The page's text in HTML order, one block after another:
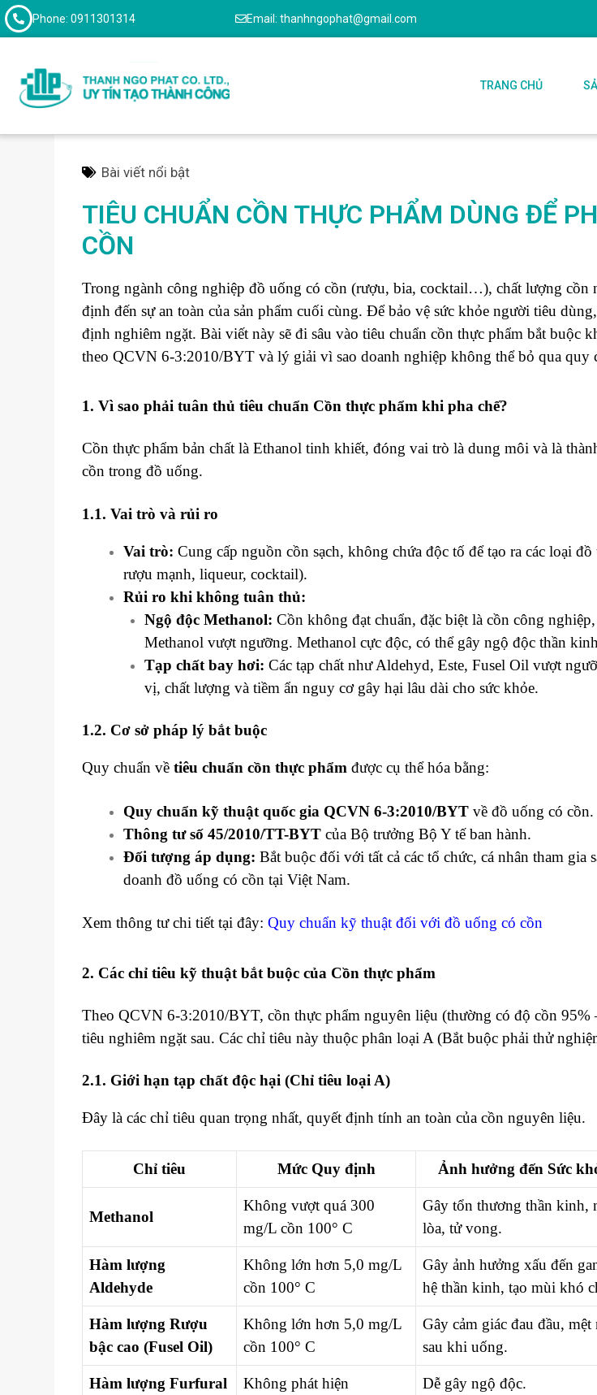
Phone: 0911301314 Email: thanhngophat@gmail.com
TRANG CHỦ
Bài viết nổi bật
TIÊU CHUẨN CỒN THỰC PHẨM DÙNG ĐỂ
CỒN
Trong ngành công nghiệp đồ uống có cồn (rượu, bia, cocktail…), chất lượng cồn
định đến sự an toàn của sản phẩm cuối cùng. Để bảo vệ sức khỏe người tiêu
định nghiêm ngặt. Bài viết này sẽ đi sâu vào tiêu chuẩn cồn thực phẩm bắt buộc
theo QCVN 6-3:2010/BYT và lý giải vì sao doanh nghiệp không thể bỏ qua quy
1. Vì sao phải tuân thủ tiêu chuẩn Cồn thực phẩm khi pha chế?
Cồn thực phẩm bản chất là Ethanol tinh khiết, đóng vai trò là dung môi và là
cồn trong đồ uống.
1.1. Vai trò và rủi ro
Vai trò: Cung cấp nguồn cồn sạch, không chứa độc tố để tạo ra các loại
rượu mạnh, liqueur, cocktail).
Rủi ro khi không tuân thủ:
Ngộ độc Methanol: Cồn không đạt chuẩn, đặc biệt là cồn công
Methanol vượt ngưỡng. Methanol cực độc, có thể gây ngộ độc thần
Tạp chất bay hơi: Các tạp chất như Aldehyd, Este, Fusel Oil vượt
vị, chất lượng và tiềm ẩn nguy cơ gây hại lâu dài cho sức khỏe.
1.2. Cơ sở pháp lý bắt buộc
Quy chuẩn vềtiêu chuẩn cồn thực phẩm được cụ thể hóa bằng:
Quy chuẩn kỹ thuật quốc gia QCVN 6-3:2010/BYT về đồ uống có cồn.
Thông tư số 45/2010/TT-BYT của Bộ trưởng Bộ Y tế ban hành.
Đối tượng áp dụng: Bắt buộc đối với tất cả các tổ chức, cá nhân tham gia
doanh đồ uống có cồn tại Việt Nam.
Xem thông tư chi tiết tại đây:Quy chuẩn kỹ thuật đối với đồ uống có cồn
2. Các chỉ tiêu kỹ thuật bắt buộc của Cồn thực phẩm
Theo QCVN 6-3:2010/BYT, cồn thực phẩm nguyên liệu (thường có độ cồn 95%
tiêu nghiêm ngặt sau. Các chỉ tiêu này thuộc phân loại A (Bắt buộc phải thử
2.1. Giới hạn tạp chất độc hại (Chỉ tiêu loại A)
Đây là các chỉ tiêu quan trọng nhất, quyết định tính an toàn của cồn nguyên liệu.
Chỉ tiêu Mức Quy định Ảnh hưởng đến Sức
Methanol
Không vượt quá 300
mg/L cồn 100° C
Gây tổn thương thần kinh,
lòa, tử vong.
Hàm lượng
Aldehyde
Không lớn hơn 5,0 mg/L
cồn 100° C
Gây ảnh hưởng xấu đến
hệ thần kinh, tạo mùi khó
Hàm lượng Rượu
bậc cao (Fusel Oil)
Không lớn hơn 5,0 mg/L
cồn 100° C
Gây cảm giác đau đầu, mệt
sau khi uống.
Hàm lượng Furfural Không phát hiện Dễ gây ngộ độc.